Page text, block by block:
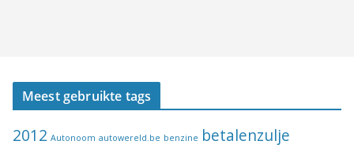
Meest gebruikte tags
2012 Autonoom autowereld.be benzine betalenzulje